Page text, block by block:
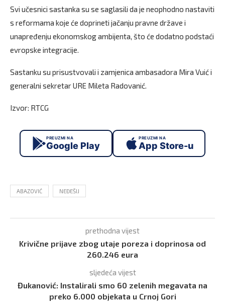
Svi učesnici sastanka su se saglasili da je neophodno nastaviti
s reformama koje će doprineti jačanju pravne države i
unapređenju ekonomskog ambijenta, što će dodatno podstaći
evropske integracije.
Sastanku su prisustvovali i zamjenica ambasadora Mira Vuić i
generalni sekretar URE Mileta Radovanić.
Izvor: RTCG
PREUZMI NA
Google Play
PREUZMI NA
App Store-u
ABAZOVIĆ NEĐEŠIJ
prethodna vijest
Krivične prijave zbog utaje poreza i doprinosa od
260.246 eura
sljedeća vijest
Đukanović: Instalirali smo 60 zelenih megavata na
preko 6.000 objekata u Crnoj Gori